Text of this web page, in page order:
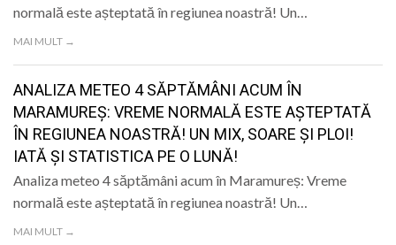
normală este așteptată în regiunea noastră! Un…
MAI MULT →
ANALIZA METEO 4 SĂPTĂMÂNI ACUM ÎN
MARAMUREȘ: VREME NORMALĂ ESTE AȘTEPTATĂ
ÎN REGIUNEA NOASTRĂ! UN MIX, SOARE ȘI PLOI!
IATĂ ȘI STATISTICA PE O LUNĂ!
Analiza meteo 4 săptămâni acum în Maramureș: Vreme
normală este așteptată în regiunea noastră! Un…
MAI MULT →